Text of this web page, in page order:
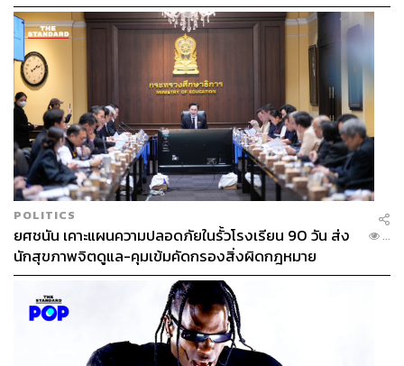
POLITICS
ยศชนัน เคาะแผนความปลอดภัยในรั้วโรงเรียน 90 วัน ส่ง
นักสุขภาพจิตดูแล-คุมเข้มคัดกรองสิ่งผิดกฎหมาย
...